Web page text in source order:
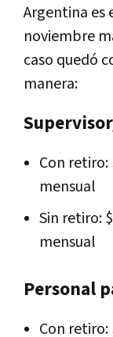
Argentina es
noviembre
caso quedó
manera:
Con retiro:
mensual
Sin retiro:
mensual
Personal
Con retiro: